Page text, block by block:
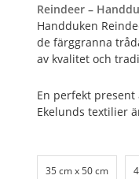
Reindeer –
Handduken
de färggranna
av kvalitet och
En perfekt
Ekelunds textilier
35 cm x 50 cm